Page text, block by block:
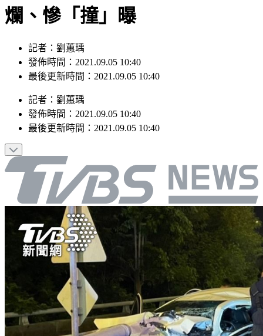
爛、慘「撞」曝
記者：劉蕙瑀
發佈時間：2021.09.05 10:40
最後更新時間：2021.09.05 10:40
記者 ： 劉蕙瑀
發佈時間： 2021.09.05 10:40
最後更新時間： 2021.09.05 10:40